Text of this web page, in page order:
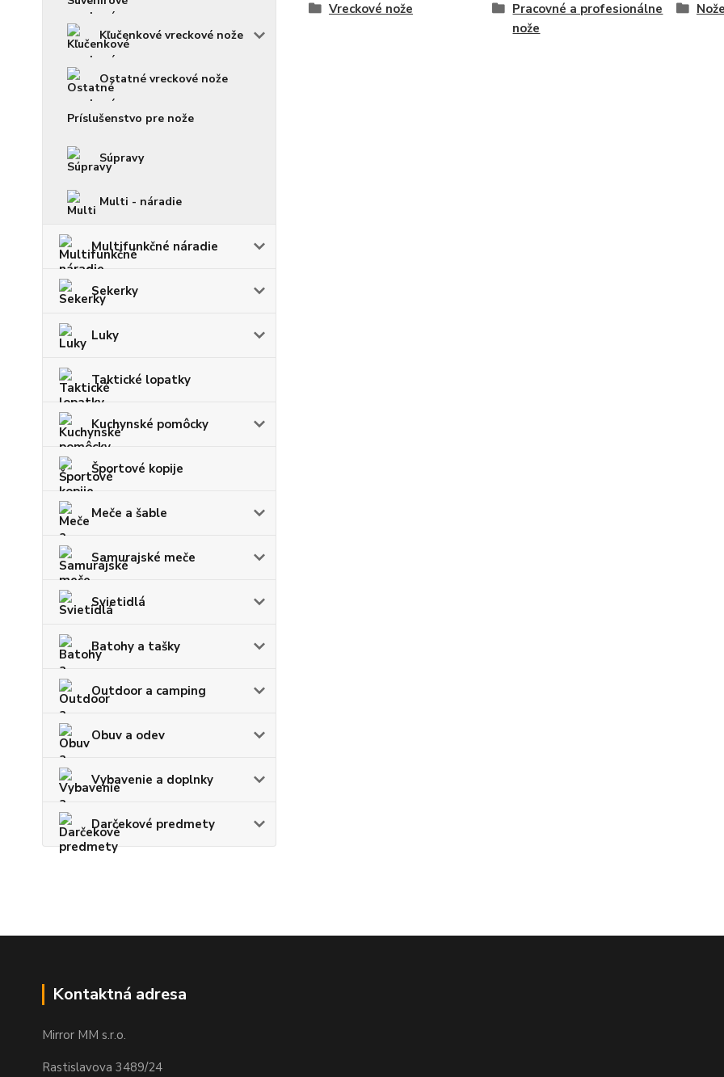
Kľučenkové vreckové nože
Ostatné vreckové nože
Príslušenstvo pre nože
Súpravy
Multi - náradie
Multifunkčné náradie
Sekerky
Luky
Taktické lopatky
Kuchynské pomôcky
Športové kopije
Meče a šable
Samurajské meče
Svietidlá
Batohy a tašky
Outdoor a camping
Obuv a odev
Vybavenie a doplnky
Darčekové predmety
Vreckové nože
Pracovné a profesionálne
nože
Kontaktná adresa
Mirror MM s.r.o.
Rastislavova 3489/24